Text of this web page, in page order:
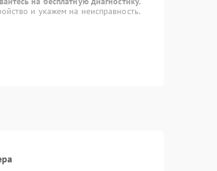
и укажем на неисправность.